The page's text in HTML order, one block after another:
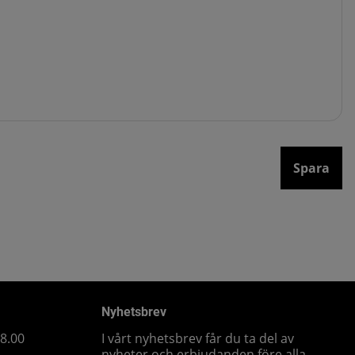
Spara
Nyhetsbrev
I vårt nyhetsbrev får du ta del av